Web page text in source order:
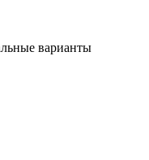
варианты